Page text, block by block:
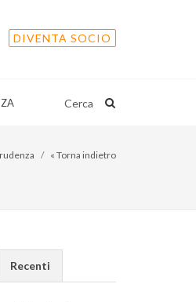
DIVENTA SOCIO
Cerca
« Torna indietro
Recenti